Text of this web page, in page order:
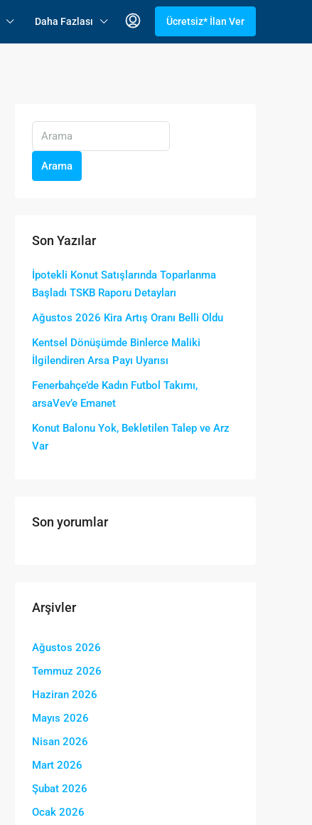
Daha Fazlası Ücretsiz* İlan Ver
Arama
Son Yazılar
İpotekli Konut Satışlarında Toparlanma
Başladı TSKB Raporu Detayları
Ağustos 2026 Kira Artış Oranı Belli Oldu
Kentsel Dönüşümde Binlerce Maliki
İlgilendiren Arsa Payı Uyarısı
Fenerbahçe’de Kadın Futbol Takımı,
arsaVev’e Emanet
Konut Balonu Yok, Bekletilen Talep ve Arz
Var
Son yorumlar
Arşivler
Ağustos 2026
Temmuz 2026
Haziran 2026
Mayıs 2026
Nisan 2026
Mart 2026
Şubat 2026
Ocak 2026